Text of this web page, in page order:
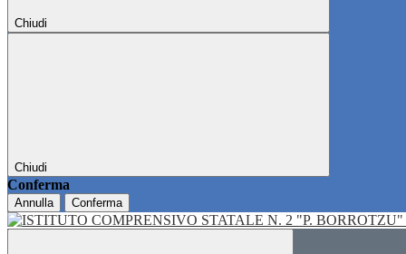
Chiudi
Chiudi
Conferma
Annulla Conferma